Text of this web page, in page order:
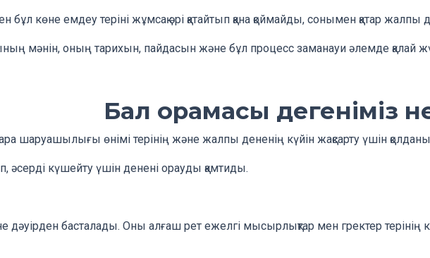
бұл көне емдеу теріні жұмсақ әрі қатайтып қана қоймайды, сонымен қатар
мәнін, оның тарихын, пайдасын және бұл процесс заманауи әлемде қалай
Бал орамасы дегеніміз
шаруашылығы өнімі терінің және жалпы дененің күйін жақсарту үшін
әсерді күшейту үшін денені орауды қамтиды.
басталады. Оны алғаш рет ежелгі мысырлықтар мен гректер терінің